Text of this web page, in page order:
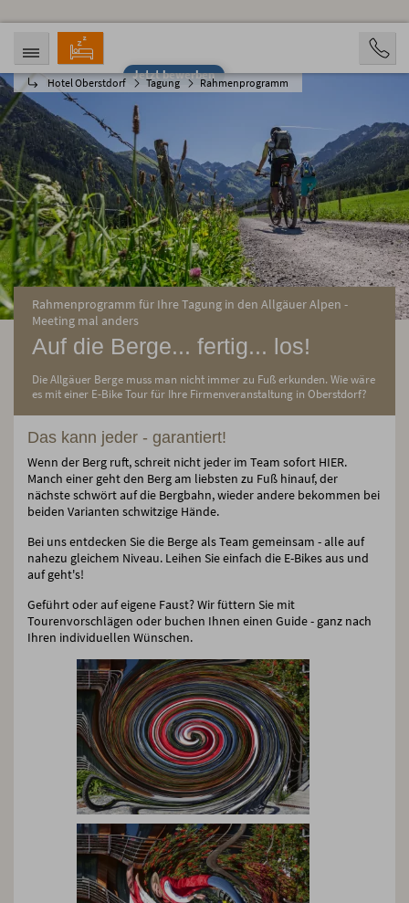
Jetzt bewerben
Hotel Oberstdorf Tagung Rahmenprogramm
ANREISE
09.08.2026
ABREISE
14.08.2026
PERSONEN
2 Personen
BUCHEN
Rahmenprogramm für Ihre Tagung in den Allgäuer Alpen -
Meeting mal anders
Auf die Berge... fertig... los!
Die Allgäuer Berge muss man nicht immer zu Fuß erkunden. Wie wäre
es mit einer E-Bike Tour für Ihre Firmenveranstaltung in Oberstdorf?
Das kann jeder - garantiert!
Wenn der Berg ruft, schreit nicht jeder im Team sofort HIER.
Manch einer geht den Berg am liebsten zu Fuß hinauf, der
nächste schwört auf die Bergbahn, wieder andere bekommen bei
beiden Varianten schwitzige Hände.
Bei uns entdecken Sie die Berge als Team gemeinsam - alle auf
nahezu gleichem Niveau. Leihen Sie einfach die E-Bikes aus und
auf geht's!
Geführt oder auf eigene Faust? Wir füttern Sie mit
Tourenvorschlägen oder buchen Ihnen einen Guide - ganz nach
Ihren individuellen Wünschen.